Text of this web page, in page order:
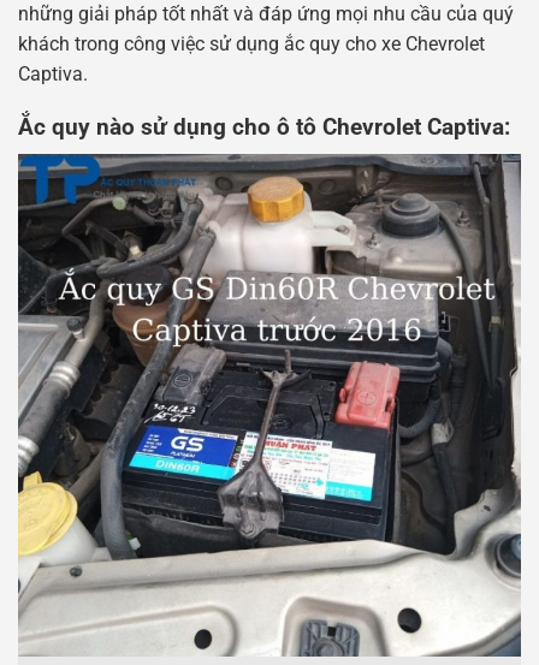
những giải pháp tốt nhất và đáp ứng mọi nhu cầu của quý
khách trong công việc sử dụng ắc quy cho xe Chevrolet
Captiva.
Ắc quy nào sử dụng cho ô tô Chevrolet Captiva: